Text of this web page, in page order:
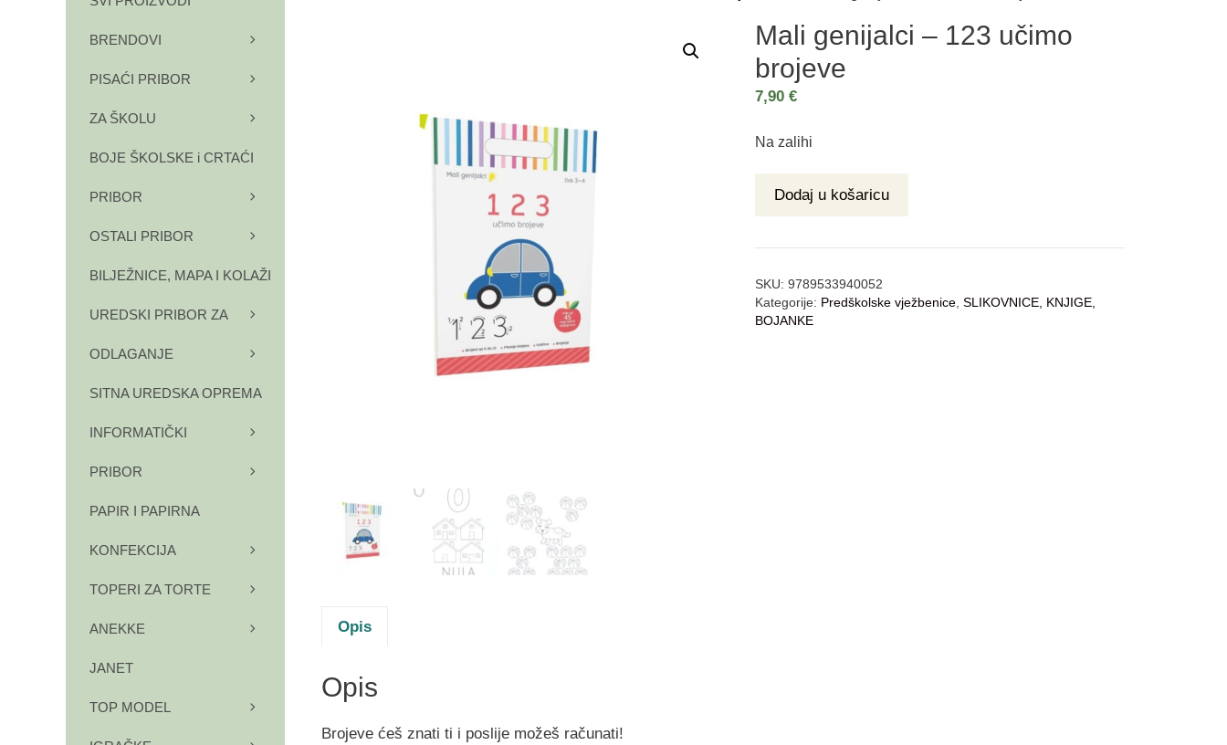
Mali genijalci – 123 učimo
brojeve
7,90€
Na zalihi
Dodaj u košaricu
SKU:9789533940052
Kategorije: Predškolske vježbenice,SLIKOVNICE, KNJIGE,
BOJANKE
Opis
Opis
Brojeve ćeš znati ti i poslije možeš računati!
BRENDOVI
PISAĆI PRIBOR
ZA ŠKOLU
BOJE ŠKOLSKE i CRTAĆI
PRIBOR
OSTALI PRIBOR
BILJEŽNICE, MAPA I KOLAŽI
UREDSKI PRIBOR ZA
ODLAGANJE
SITNA UREDSKA OPREMA
INFORMATIČKI
PRIBOR
PAPIR I PAPIRNA
KONFEKCIJA
TOPERI ZA TORTE
ANEKKE
JANET
TOP MODEL